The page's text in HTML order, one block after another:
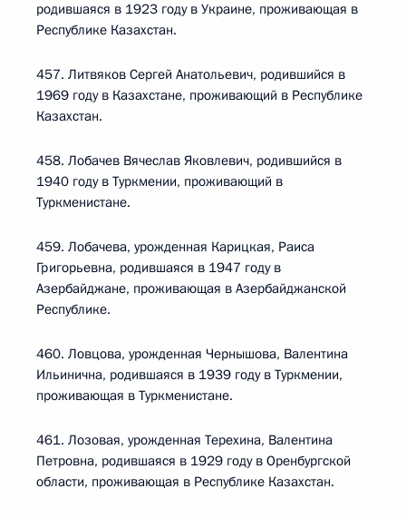
родившаяся в 1923 году в Украине, проживающая в
Республике Казахстан.
457. Литвяков Сергей Анатольевич, родившийся в
1969 году в Казахстане, проживающий в Республике
Казахстан.
458. Лобачев Вячеслав Яковлевич, родившийся в
1940 году в Туркмении, проживающий в
Туркменистане.
459. Лобачева, урожденная Карицкая, Раиса
Григорьевна, родившаяся в 1947 году в
Азербайджане, проживающая в Азербайджанской
Республике.
460. Ловцова, урожденная Чернышова, Валентина
Ильинична, родившаяся в 1939 году в Туркмении,
проживающая в Туркменистане.
461. Лозовая, урожденная Терехина, Валентина
Петровна, родившаяся в 1929 году в Оренбургской
области, проживающая в Республике Казахстан.